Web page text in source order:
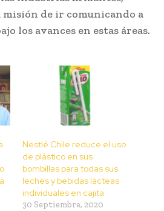
de ir comunicando a
los avances en estas áreas.
Nestlé Chile reduce el uso
de plástico en sus
bombillas para todas sus
leches y bebidas lácteas
individuales en cajita
30 Septiembre, 2020